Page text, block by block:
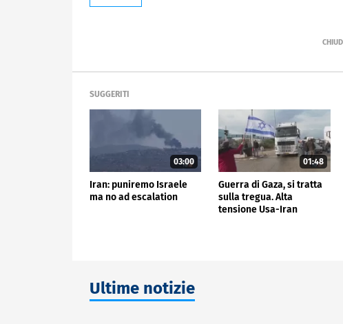
SUGGERITI
03:00
Iran: puniremo Israele
ma no ad escalation
01:48
Guerra di Gaza, si tratta
sulla tregua. Alta
tensione Usa-Iran
Ultime notizie